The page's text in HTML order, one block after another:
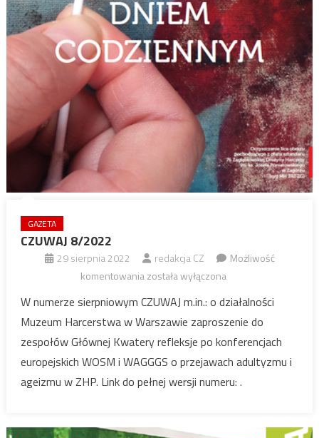
GAZETA
CZUWAJ 8/2022
29 sierpnia 2022 redakcja CZ
Możliwość
komentowaniaCZUWAJ
została wyłączona
W numerze sierpniowym CZUWAJ m.in.: o działalności
Muzeum Harcerstwa w Warszawie zaproszenie do
zespołów Głównej Kwatery refleksje po konferencjach
europejskich WOSM i WAGGGS o przejawach adultyzmu i
ageizmu w ZHP. Link do pełnej wersji numeru: .